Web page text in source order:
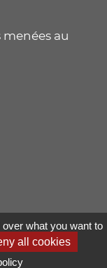
what you want to
all cookies
au